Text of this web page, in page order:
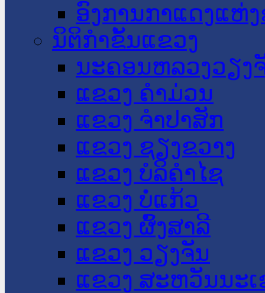
ອົງການກາແດງແຫ່
ນິຕິກໍາຂັ້ນແຂວງ
ນະ​ຄອນ​ຫລວງວຽງ
ແຂວງ ຄໍາມ່ວນ
ແຂວງ ຈໍາປາສັກ
ແຂວງ ຊຽງຂວາງ
ແຂວງ ບໍລິຄໍາໄຊ
ແຂວງ ບໍ່ແກ້ວ
ແຂວງ ຜົ້ງສາລີ
ແຂວງ ວຽງຈັນ
ແຂວງ ສະຫວັນນະ